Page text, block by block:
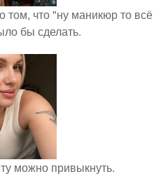
том, что "ну маникюр то всё
бы сделать.
можно привыкнуть.